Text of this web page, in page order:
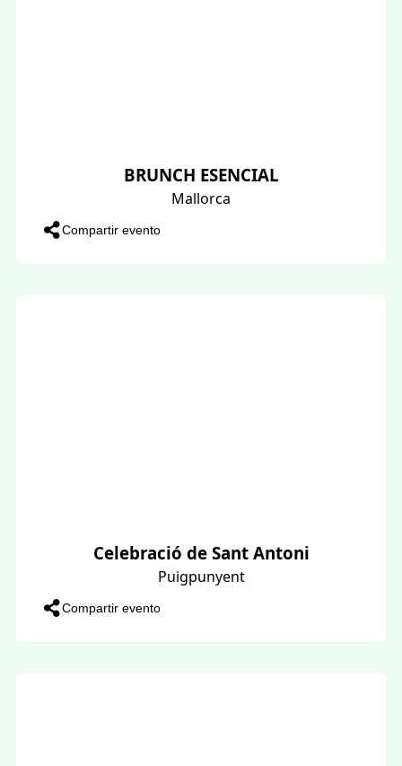
BRUNCH ESENCIAL
Mallorca
Compartir evento
Celebració de Sant Antoni
Puigpunyent
Compartir evento